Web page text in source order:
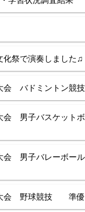
化祭で演奏しました♫
会 バドミントン競技
会 男子バスケッ
会 男子バレーボー
大会 野球競技 準優